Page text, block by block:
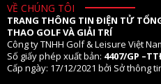
VỀ CHÚNG TÔI
TRANG THÔNG TIN ĐIỆN TỬ
THAO GOLF VÀ GIẢI TRÍ
Công ty TNHH Golf & Leisure Việt
Số giấy phép xuất bản: 4407/GP
Cấp ngày: 17/12/2021 bởi Sở thông